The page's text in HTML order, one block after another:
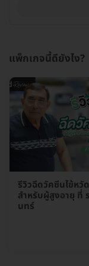
แพ็กเกจนี้ดียังไง?
รีวิวฉีดวัคซีนไข้ห
สำหรับผู้สูงอายุ ที่
นทร์